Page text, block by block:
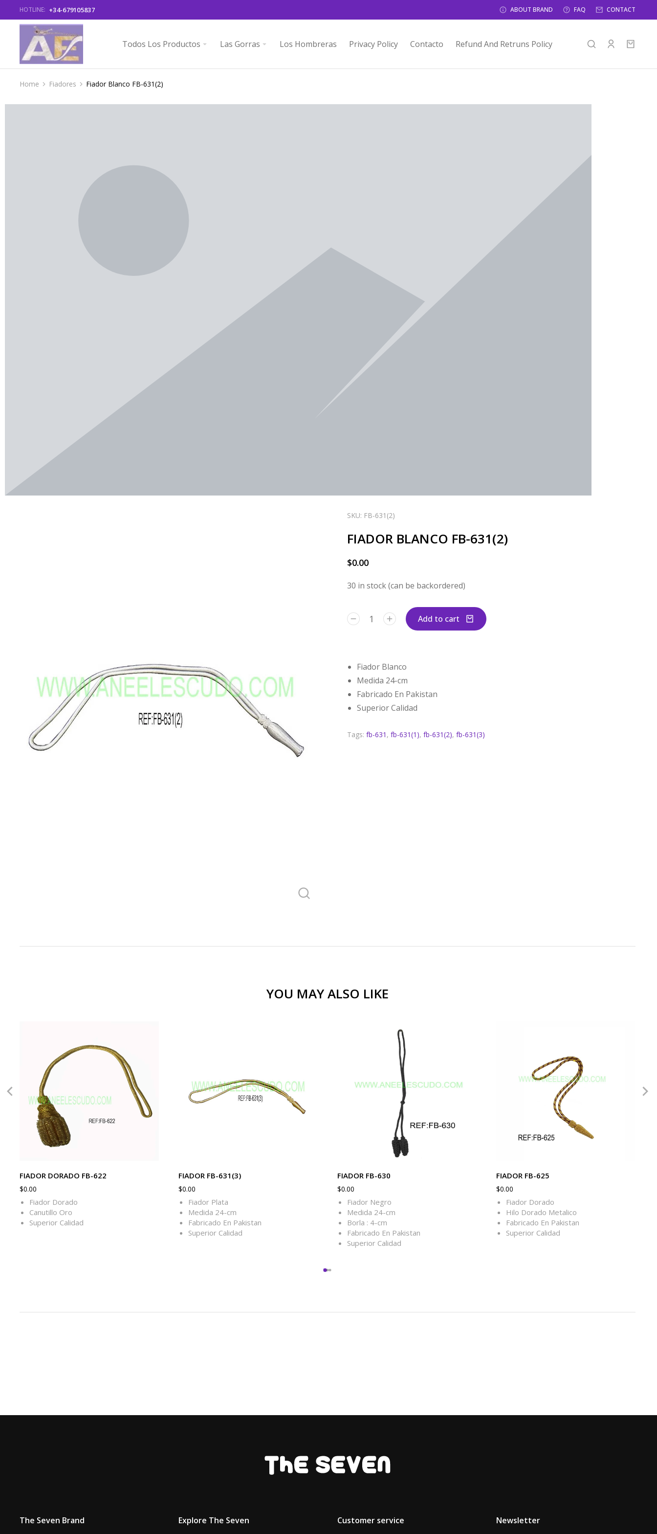
HOTLINE: +34-679105837 ABOUT BRAND FAQ CONTACT
Todos Los Productos Las Gorras Los Hombreras Privacy Policy Contacto Refund And Retruns Policy
You are here:
Home Fiadores Fiador Blanco FB-631(2)
SKU: FB-631(2)
FIADOR BLANCO FB-631(2)
$0.00
30 in stock (can be backordered)
Add to cart
Fiador Blanco
Medida 24-cm
Fabricado En Pakistan
Superior Calidad
Tags: fb-631 , fb-631(1), fb-631(2), fb-631(3)
YOU MAY ALSO LIKE
FIADOR DORADO FB-622
$0.00
Fiador Dorado
Canutillo Oro
Superior Calidad
FIADOR FB-631(3)
$0.00
Fiador Plata
Medida 24-cm
Fabricado En Pakistan
Superior Calidad
FIADOR FB-630
$0.00
Fiador Negro
Medida 24-cm
Borla : 4-cm
Fabricado En Pakistan
Superior Calidad
FIADOR FB-625
$0.00
Fiador Dorado
Hilo Dorado Metalico
Fabricado En Pakistan
Superior Calidad
The Seven Brand Explore The Seven Customer service Newsletter